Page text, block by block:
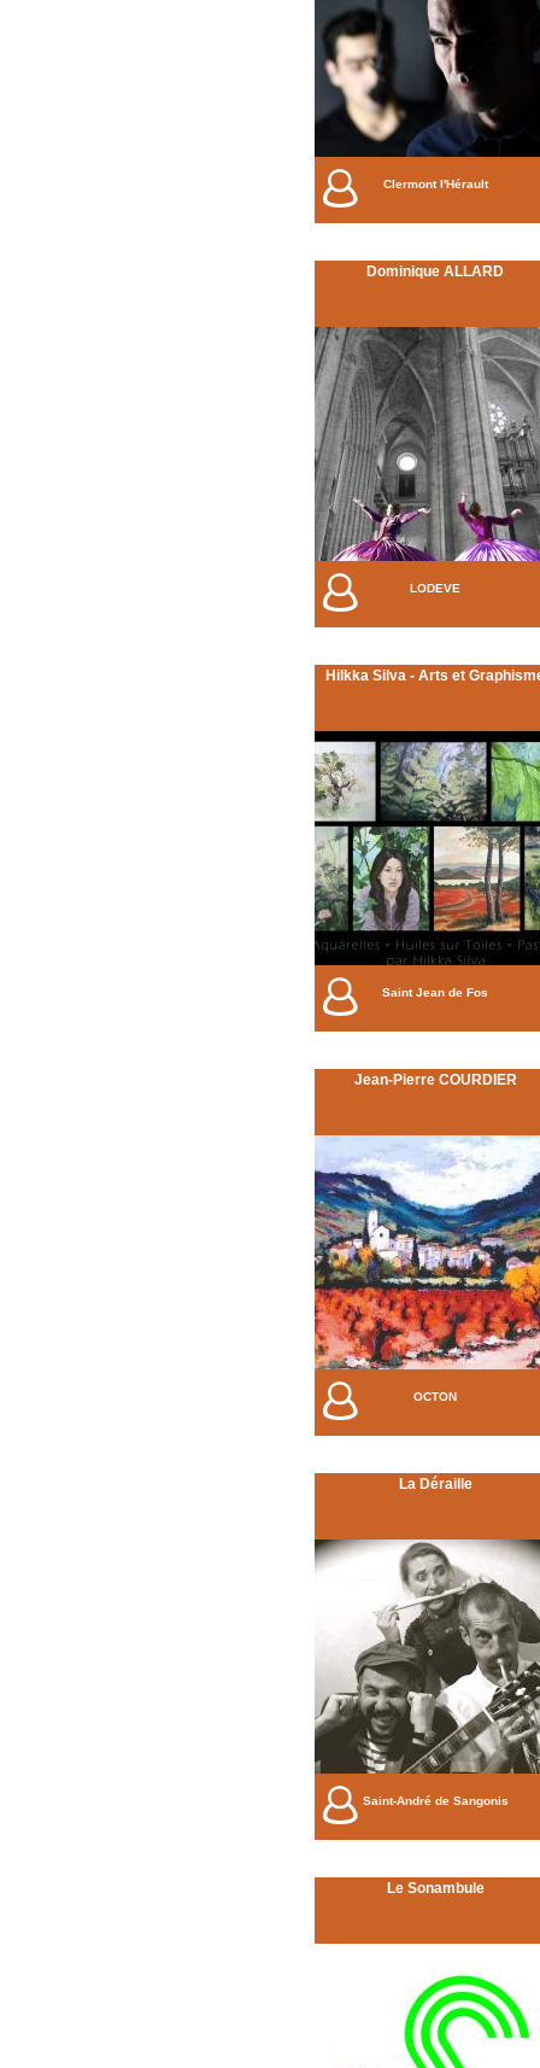
Clermont l'Hérault
Dominique ALLARD
LODEVE
Hilkka Silva - Arts et
Saint Jean de Fos
Jean-Pierre COURDIER
OCTON
La Déraille
Saint-André de Sangonis
Le Sonambule